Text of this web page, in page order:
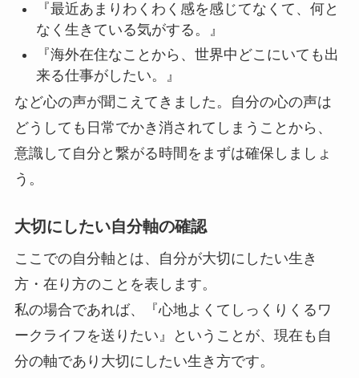
『最近あまりわくわく感を感じてなくて、何と
なく生きている気がする。』
『海外在住なことから、世界中どこにいても出
来る仕事がしたい。』
など心の声が聞こえてきました。自分の心の声は
どうしても日常でかき消されてしまうことから、
意識して自分と繋がる時間をまずは確保しましょ
う。
大切にしたい自分軸の確認
ここでの自分軸とは、自分が大切にしたい生き
方・在り方のことを表します。
私の場合であれば、『心地よくてしっくりくるワ
ークライフを送りたい』ということが、現在も自
分の軸であり大切にしたい生き方です。